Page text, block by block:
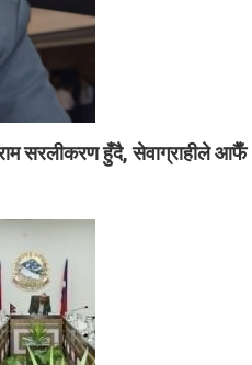
सरलीकरण हुँदै, सेवाग्राहीले आफैँ